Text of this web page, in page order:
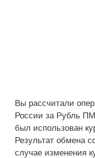
Вы рассчитали
России за Рубль
был использован
Результат обмена
случае изменения